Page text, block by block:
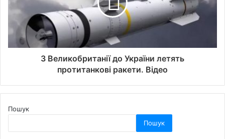
З Великобританії до України летять
протитанкові ракети. Відео
Пошук
Пошук